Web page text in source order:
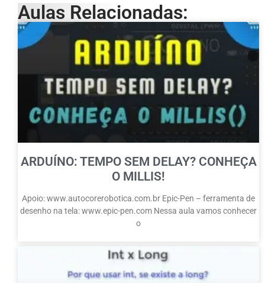
Aulas Relacionadas:
ARDUÍNO: TEMPO SEM DELAY? CONHEÇA
O MILLIS!
Apoio: www.autocorerobotica.com.br Epic-Pen – ferramenta de
desenho na tela: www.epic-pen.com Nessa aula vamos conhecer
o